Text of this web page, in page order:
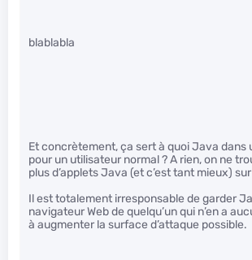
blablabla
Et concrètement, ça sert à quoi Java dans
pour un utilisateur normal ? A rien, on ne
plus d’applets Java (et c’est tant mieux)
Il est totalement irresponsable de garder
navigateur Web de quelqu’un qui n’en a
à augmenter la surface d’attaque possible.